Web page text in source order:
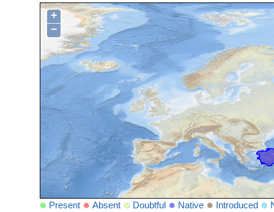
+
−
Present Absent Doubtful Native Introduced